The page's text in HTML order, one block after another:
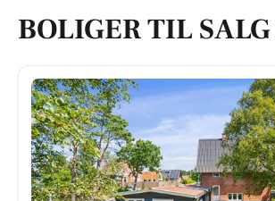
BOLIGER TIL